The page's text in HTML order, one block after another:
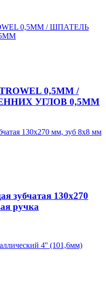
0,5MM /
УГЛОВ 0,5ММ
зубчатая 130х270
ручка